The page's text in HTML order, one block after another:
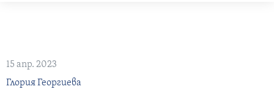
15 апр. 2023
Глория Георгиева